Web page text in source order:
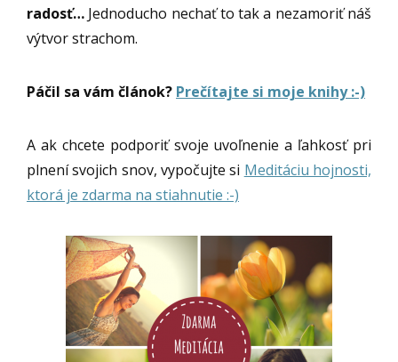
radosť… Jednoducho nechať to tak a nezamoriť náš
výtvor strachom.
Páčil sa vám článok? Prečítajte si moje knihy :-)
A ak chcete podporiť svoje uvoľnenie a ľahkosť pri
plnení svojich snov, vypočujte si Meditáciu hojnosti,
ktorá je zdarma na stiahnutie :-)